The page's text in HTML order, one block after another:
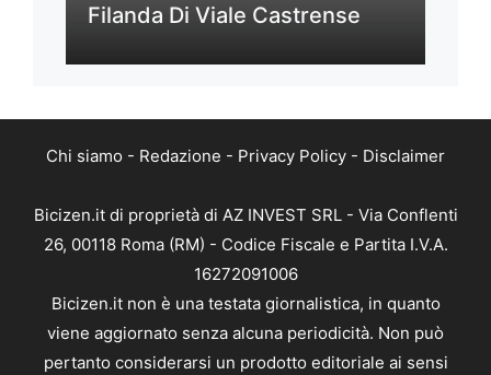
Filanda Di Viale Castrense
Chi siamo - Redazione - Privacy Policy - Disclaimer
Bicizen.it di proprietà di AZ INVEST SRL - Via Conflenti
26, 00118 Roma (RM) - Codice Fiscale e Partita I.V.A.
16272091006
Bicizen.it non è una testata giornalistica, in quanto
viene aggiornato senza alcuna periodicità. Non può
pertanto considerarsi un prodotto editoriale ai sensi